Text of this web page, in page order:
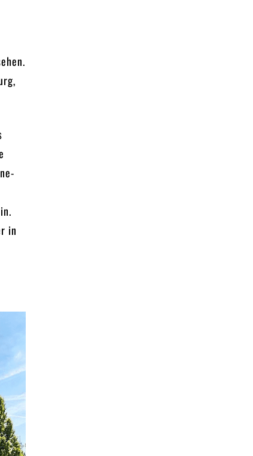
in